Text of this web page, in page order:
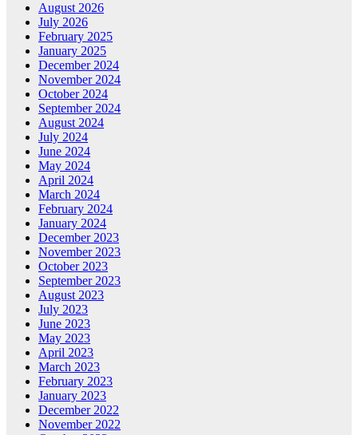
August 2026
July 2026
February 2025
January 2025
December 2024
November 2024
October 2024
September 2024
August 2024
July 2024
June 2024
May 2024
April 2024
March 2024
February 2024
January 2024
December 2023
November 2023
October 2023
September 2023
August 2023
July 2023
June 2023
May 2023
April 2023
March 2023
February 2023
January 2023
December 2022
November 2022